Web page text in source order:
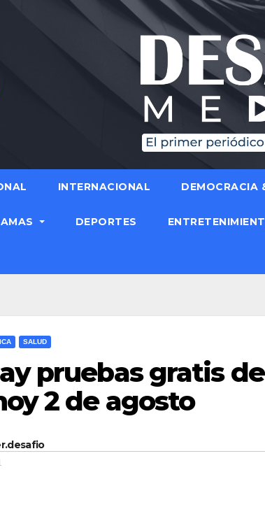
INTERNACIONAL DEMOCRACIA
DEPORTES
SALUD
pruebas gratis
2 de agosto